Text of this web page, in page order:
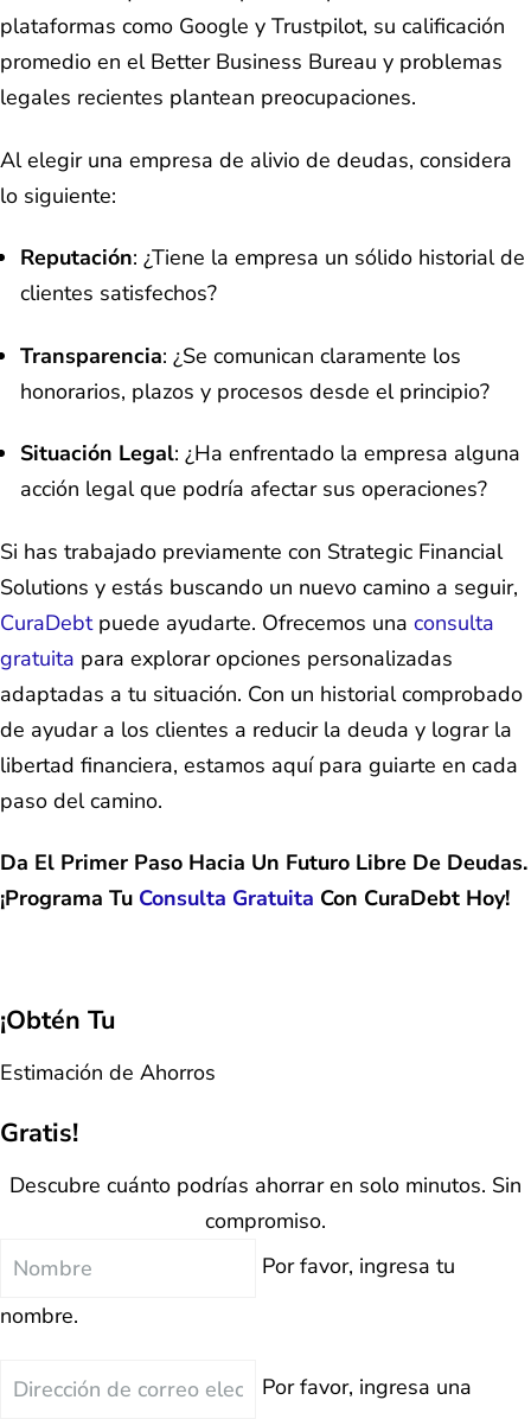
plataformas como Google y Trustpilot, su calificación
promedio en el Better Business Bureau y problemas
legales recientes plantean preocupaciones.
Al elegir una empresa de alivio de deudas, considera
lo siguiente:
Reputación: ¿Tiene la empresa un sólido historial de
clientes satisfechos?
Transparencia: ¿Se comunican claramente los
honorarios, plazos y procesos desde el principio?
Situación Legal: ¿Ha enfrentado la empresa alguna
acción legal que podría afectar sus operaciones?
Si has trabajado previamente con Strategic Financial
Solutions y estás buscando un nuevo camino a seguir,
CuraDebtpuede ayudarte. Ofrecemos una consulta
gratuita para explorar opciones personalizadas
adaptadas a tu situación. Con un historial comprobado
de ayudar a los clientes a reducir la deuda y lograr la
libertad financiera, estamos aquí para guiarte en cada
paso del camino.
Da El Primer Paso Hacia Un Futuro Libre De Deudas.
¡Programa Tu Consulta Gratuita Con CuraDebt Hoy!
¡Obtén Tu
Estimación de Ahorros
Gratis!
Descubre cuánto podrías ahorrar en solo minutos. Sin
compromiso.
Nombre
Por favor, ingresa tu
nombre.
Correo
Por favor, ingresa una